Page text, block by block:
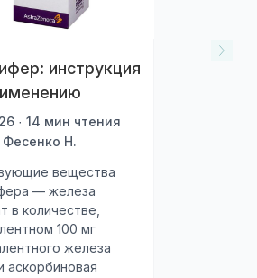
инструкция
· 14 мин чтения
Фесенко Н.
вещества
— железа
в количестве,
100 мг
железа
аскорбиновая